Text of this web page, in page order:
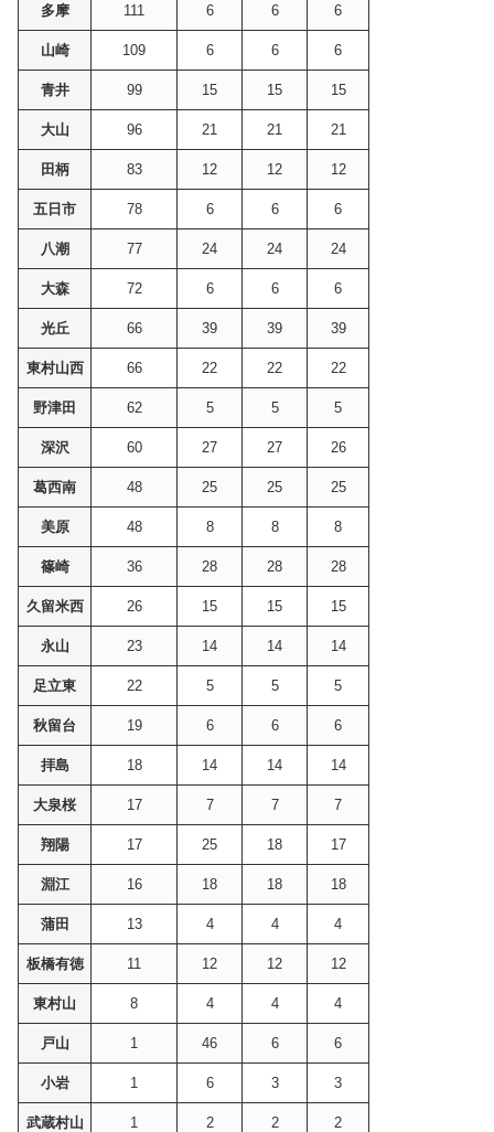
多摩 111 6 6 6
山崎 109 6 6 6
青井 99 15 15 15
大山 96 21 21 21
田柄 83 12 12 12
五日市 78 6 6 6
八潮 77 24 24 24
大森 72 6 6 6
光丘 66 39 39 39
東村山西 66 22 22 22
野津田 62 5 5 5
深沢 60 27 27 26
葛西南 48 25 25 25
美原 48 8 8 8
篠崎 36 28 28 28
久留米西 26 15 15 15
永山 23 14 14 14
足立東 22 5 5 5
秋留台 19 6 6 6
拝島 18 14 14 14
大泉桜 17 7 7 7
翔陽 17 25 18 17
淵江 16 18 18 18
蒲田 13 4 4 4
板橋有徳 11 12 12 12
東村山 8 4 4 4
戸山 1 46 6 6
小岩 1 6 3 3
武蔵村山 1 2 2 2